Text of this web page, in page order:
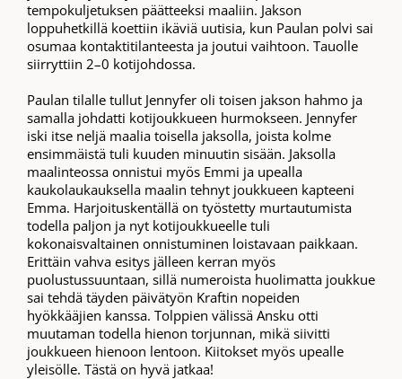
tempokuljetuksen päätteeksi maaliin. Jakson
loppuhetkillä koettiin ikäviä uutisia, kun Paulan polvi sai
osumaa kontaktitilanteesta ja joutui vaihtoon. Tauolle
siirryttiin 2–0 kotijohdossa.
Paulan tilalle tullut Jennyfer oli toisen jakson hahmo ja
samalla johdatti kotijoukkueen hurmokseen. Jennyfer
iski itse neljä maalia toisella jaksolla, joista kolme
ensimmäistä tuli kuuden minuutin sisään. Jaksolla
maalinteossa onnistui myös Emmi ja upealla
kaukolaukauksella maalin tehnyt joukkueen kapteeni
Emma. Harjoituskentällä on työstetty murtautumista
todella paljon ja nyt kotijoukkueelle tuli
kokonaisvaltainen onnistuminen loistavaan paikkaan.
Erittäin vahva esitys jälleen kerran myös
puolustussuuntaan, sillä numeroista huolimatta joukkue
sai tehdä täyden päivätyön Kraftin nopeiden
hyökkääjien kanssa. Tolppien välissä Ansku otti
muutaman todella hienon torjunnan, mikä siivitti
joukkueen hienoon lentoon. Kiitokset myös upealle
yleisölle. Tästä on hyvä jatkaa!